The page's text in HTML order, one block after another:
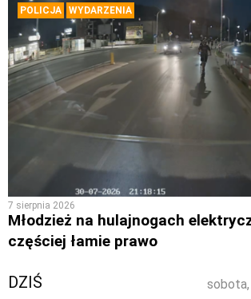
POLICJA WYDARZENIA
7 sierpnia 2026
Młodzież na hulajnogach
częściej łamie prawo
sobota,
DZIŚ